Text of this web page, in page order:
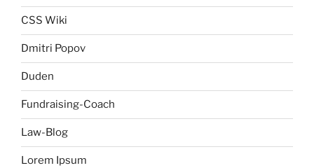
CSS Wiki
Dmitri Popov
Duden
Fundraising-Coach
Law-Blog
Lorem Ipsum